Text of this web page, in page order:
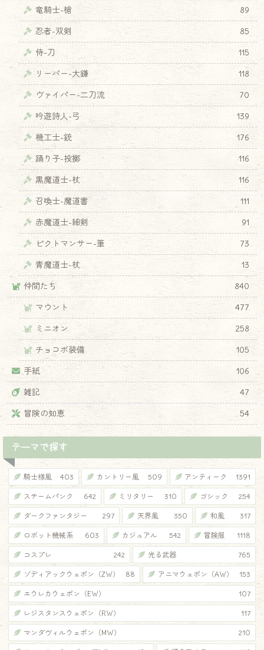
竜騎士-槍
89
忍者-双剣
85
侍-刀
115
リーパー-大鎌
118
ヴァイパー-二刀流
70
吟遊詩人-弓
139
機工士-銃
176
踊り子-投擲
116
黒魔道士-杖
116
召喚士-魔道書
111
赤魔道士-細剣
91
ピクトマンサー-筆
73
青魔道士-杖
13
仲間たち
840
マウント
477
ミニオン
258
チョコボ装備
105
手紙
106
雑記
47
冒険の知恵
54
テーマで探す
騎士様風 403 カントリー風 509 アンティーク 1391
スチームパンク 642 ミリタリー 310 ゴシック 254
ダークファンタジー 297 天界風 350 和風 317
ロボット機械系 603 カジュアル 542 冒険服 1118
コスプレ 242 光る武器 765
ゾディアックウェポン（ZW） 88 アニマウェポン（AW） 153
エウレカウェポン（EW） 107
レジスタンスウェポン（RW） 117
マンダヴィルウェポン（MW） 210